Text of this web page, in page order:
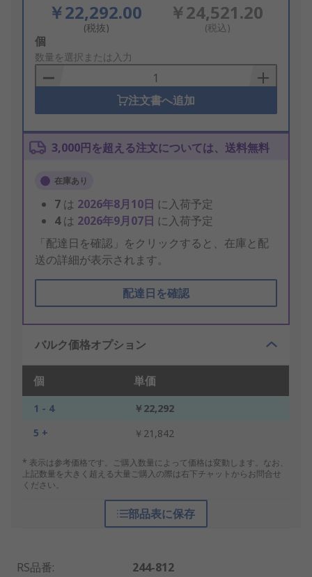
￥22,292.00
(税抜)
￥24,521.20
(税込)
Add
to
Basket
個
数量を選択または入力
注文書へ追加
3,000円を超える注文については、送料無料
在庫あり
7 は 2026年8月10日 に入荷予定
4は 2026年9月07日 に入荷予定
「配達日を確認」をクリックすると、在庫と配
送の詳細が表示されます。
配達日を確認
バルク価格オプション
個 単価
1 - 4
￥22,292
5 +
￥21,842
* 表示は参考価格です。ご購入数量によって価格は変動します。なお、
上記数量を大きく超える大量ご購入の際は右下チャットからお問合せ
ください。
部品表に保存
RS品番:
244-812